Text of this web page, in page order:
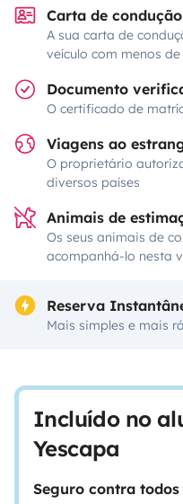
Carta de
A sua carta de
veículo com menos
Documento
O certificado de
Viagens ao
O proprietário
diversos países
Animais de
Os seus animais de
acompanhá-lo nesta
Reserva
Mais simples e mais
Incluído no
Yescapa
Seguro contra